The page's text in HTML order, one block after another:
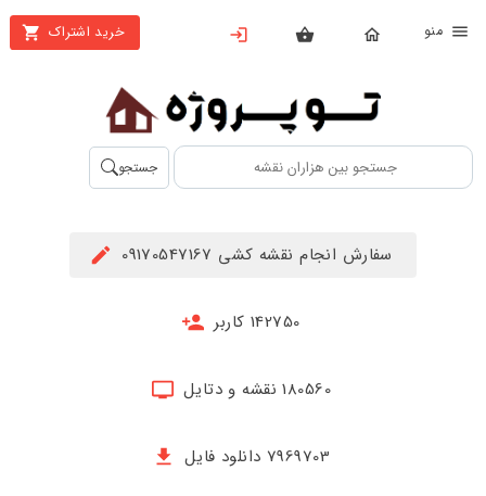
خرید اشتراک
بستن
محصولات
تهیه
اشتراک
جستجو
سفارش انجام نقشه کشی 09170547167
142750 کاربر
180560 نقشه و دتایل
7969703 دانلود فایل